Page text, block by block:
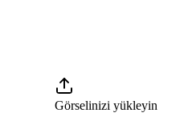
Görselinizi yükleyin